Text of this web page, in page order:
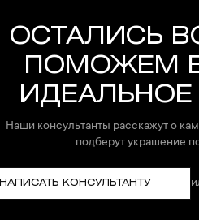
ОСТАЛИСЬ
ПОМОЖЕМ
Наши консультанты расскажут о
подберут украшение
НАПИСАТЬ КОНСУЛЬТАНТУ